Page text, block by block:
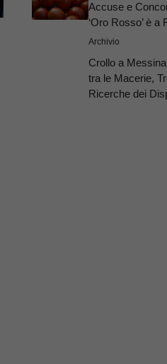
Accuse e
‘Oro Rosso’ è a
Archivio
Crollo a
tra le Macerie,
Ricerche dei